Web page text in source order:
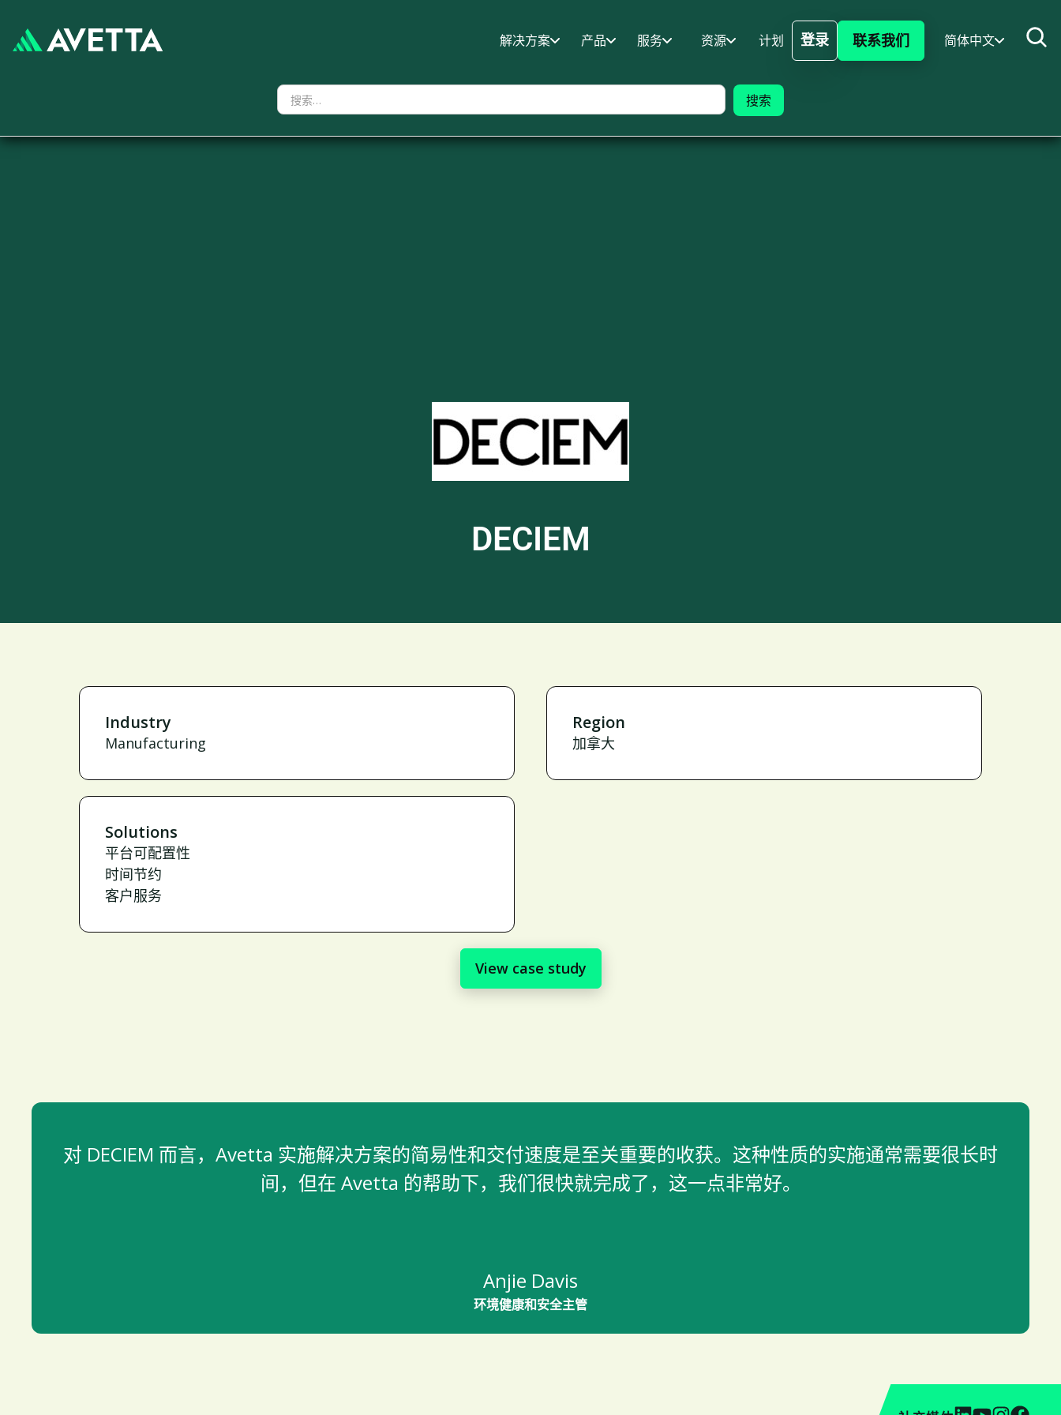
解决方案 产品 服务 资源 计划
登录
登录
联系我们 简体中文
DECIEM
Industry
Manufacturing
Region
加拿大
Solutions
平台可配置性
时间节约
客户服务
View case study
对 DECIEM 而言，Avetta 实施解决方案的简易性和交付速度是至关重要的收获。这种性质的实施通常需要很长时
间，但在 Avetta 的帮助下，我们很快就完成了，这一点非常好。
Anjie Davis
环境健康和安全主管